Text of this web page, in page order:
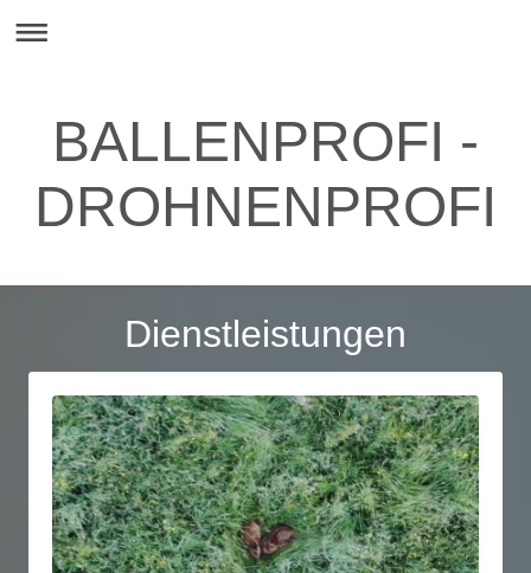
BALLENPROFI -
DROHNENPROFI
Dienstleistungen